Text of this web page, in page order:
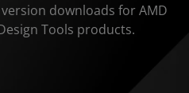
downloads for AMD
Tools products.